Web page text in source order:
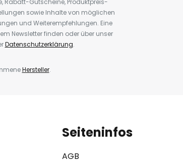
Rabatt-Gutscheine, Produktpreis-
sowie Inhalte von möglichen
und Weiterempfehlungen. Eine
Newsletter finden oder über unser
Datenschutzerklärung.
Hersteller.
Seiteninfos
AGB